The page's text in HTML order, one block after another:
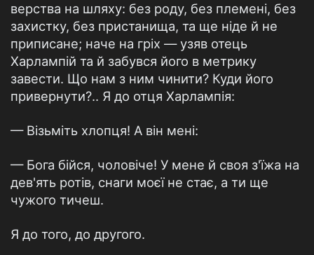
верства на шляху: без роду, без племені, без
захистку, без пристанища, та ще ніде й не
приписане; наче на гріх — узяв отець
Харлампій та й забувся його в метрику
завести. Що нам з ним чинити? Куди його
привернути?.. Я до отця Харлампія:
— Візьміть хлопця! А він мені:
— Бога бійся, чоловіче! У мене й своя з'їжа на
дев'ять ротів, снаги моєї не стає, а ти ще
чужого тичеш.
Я до того, до другого.